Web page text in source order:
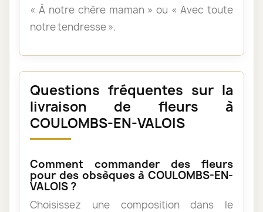
« À notre chère maman » ou « Avec toute
notre tendresse ».
Questions fréquentes sur la
livraison de fleurs à
COULOMBS-EN-VALOIS
Comment commander des fleurs
pour des obsèques à COULOMBS-EN-
VALOIS ?
Choisissez une composition dans le